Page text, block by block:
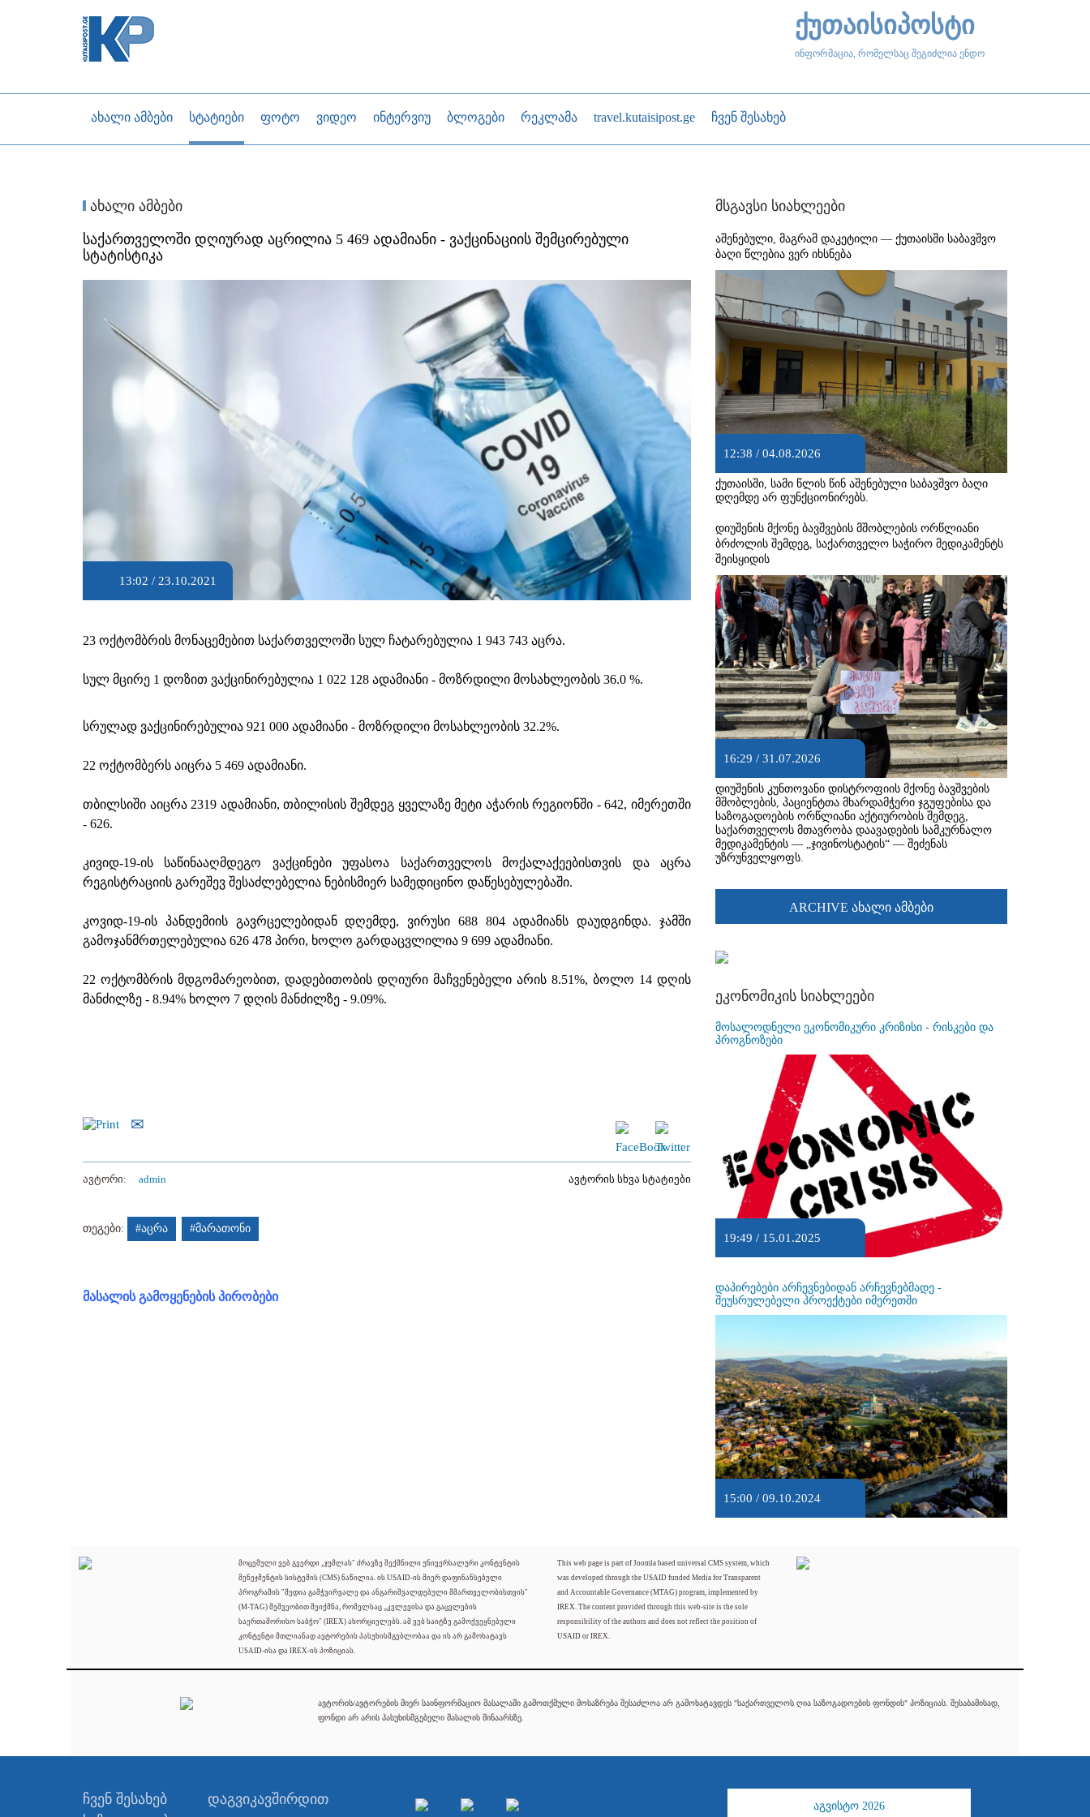
ქუთაისიპოსტი
ინფორმაცია, რომელსაც შეგიძლია ენდო
ახალი ამბები სტატიები ფოტო ვიდეო ინტერვიუ ბლოგები რეკლამა travel.kutaisipost.ge ჩვენ შესახებ
ახალი ამბები
საქართველოში დღიურად აცრილია 5 469 ადამიანი - ვაქცინაციის შემცირებული
სტატისტიკა
13:02 / 23.10.2021
23 ოქტომბრის მონაცემებით საქართველოში სულ ჩატარებულია 1 943 743 აცრა.
სულ მცირე 1 დოზით ვაქცინირებულია 1 022 128 ადამიანი - მოზრდილი მოსახლეობის 36.0 %.
სრულად ვაქცინირებულია 921 000 ადამიანი - მოზრდილი მოსახლეობის 32.2%.
22 ოქტომბერს აიცრა 5 469 ადამიანი.
თბილსიში აიცრა 2319 ადამიანი, თბილისის შემდეგ ყველაზე მეტი აჭარის რეგიონში - 642, იმერეთში
- 626.
კივიდ-19-ის საწინააღმდეგო ვაქცინები უფასოა საქართველოს მოქალაქეებისთვის და აცრა
რეგისტრაციის გარეშევ შესაძლებელია ნებისმიერ სამედიცინო დაწესებულებაში.
კოვიდ-19-ის პანდემიის გავრცელებიდან დღემდე, ვირუსი 688 804 ადამიანს დაუდგინდა. ჯამში
გამოჯანმრთელებულია 626 478 პირი, ხოლო გარდაცვლილია 9 699 ადამიანი.
22 ოქტომბრის მდგომარეობით, დადებითობის დღიური მაჩვენებელი არის 8.51%, ბოლო 14 დღის
მანძილზე - 8.94% ხოლო 7 დღის მანძილზე - 9.09%.
ავტორი: admin ავტორის სხვა სტატიები
თეგები: #აცრა #მარათონი
მასალის გამოყენების პირობები
მსგავსი სიახლეები
აშენებული, მაგრამ დაკეტილი — ქუთაისში საბავშვო
ბაღი წლებია ვერ იხსნება
12:38 / 04.08.2026
ქუთაისში, სამი წლის წინ აშენებული საბავშვო ბაღი
დღემდე არ ფუნქციონირებს.
დიუშენის მქონე ბავშვების მშობლების ორწლიანი
ბრძოლის შემდეგ, საქართველო საჭირო მედიკამენტს
შეისყიდის
16:29 / 31.07.2026
დიუშენის კუნთოვანი დისტროფიის მქონე ბავშვების
მშობლების, პაციენტთა მხარდამჭერი ჯგუფებისა და
საზოგადოების ორწლიანი აქტიურობის შემდეგ,
საქართველოს მთავრობა დაავადების სამკურნალო
მედიკამენტის — „ჯივინოსტატის“ — შეძენას
უზრუნველყოფს.
ARCHIVE ახალი ამბები
ეკონომიკის სიახლეები
მოსალოდნელი ეკონომიკური კრიზისი - რისკები და
პროგნოზები
19:49 / 15.01.2025
დაპირებები არჩევნებიდან არჩევნებმადე -
შეუსრულებელი პროექტები იმერეთში
15:00 / 09.10.2024
მოცემული ვებ გვერდი „ჯუმლას" ძრავზე შექმნილი უნივერსალური კონტენტის
მენეჯმენტის სისტემის (CMS) ნაწილია. ის USAID-ის მიერ დაფინანსებული
პროგრამის "მედია გამჭვირვალე და ანგარიშვალდებული მმართველობისთვის"
(M-TAG) მეშვეობით შეიქმნა, რომელსაც „კვლევისა და გაცვლების
საერთაშორისო საბჭო" (IREX) ახორციელებს. ამ ვებ საიტზე გამოქვეყნებული
კონტენტი მთლიანად ავტორების პასუხისმგებლობაა და ის არ გამოხატავს
USAID-ისა და IREX-ის პოზიციას.
This web page is part of Joomla based universal CMS system, which
was developed through the USAID funded Media for Transparent
and Accountable Governance (MTAG) program, implemented by
IREX. The content provided through this web-site is the sole
responsibility of the authors and does not reflect the position of
USAID or IREX.
ავტორის/ავტორების მიერ საინფორმაციო მასალაში გამოთქმული მოსაზრება შესაძლოა არ გამოხატავდეს "საქართველოს ღია საზოგადოების ფონდის" პოზიციას. შესაბამისად,
ფონდი არ არის პასუხისმგებელი მასალის შინაარსზე.
ჩვენ შესახებ
დაგვიკავშირდით
აგვისტო 2026